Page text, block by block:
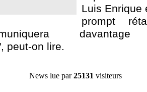
Luis Enrique
prompt
davantage
peut-on lire.
News lue par25131 visiteurs